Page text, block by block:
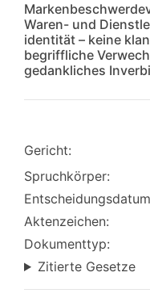
Waren- und
identität – keine
begriffliche
gedankliches
Gericht:
Spruchkörper:
Aktenzeichen:
Dokumenttyp:
Zitierte Gesetze